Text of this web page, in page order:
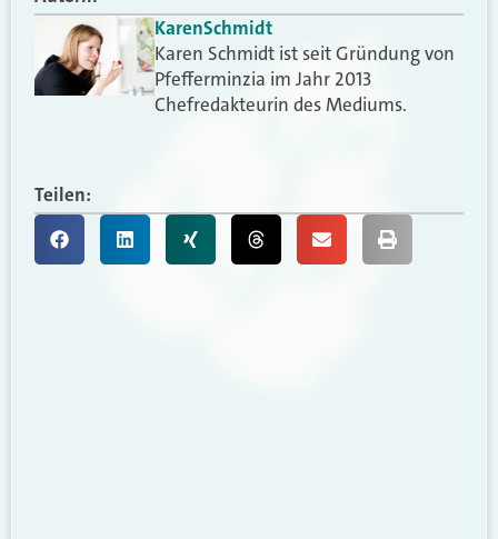
KarenSchmidt
Karen Schmidt ist seit Gründung von
Pfefferminzia im Jahr 2013
Chefredakteurin des Mediums.
Teilen: